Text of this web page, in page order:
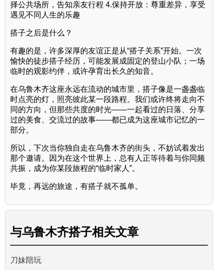
择公共场所，告知亲友行程 4.保持开放：尊重差异，享受
遇见不同人生的乐趣
搭子之后是什么？
有趣的是，许多深厚的友谊正是从“搭子关系”开始。一次
愉快的徒步搭子经历，可能发展成固定的登山小队；一场
临时的观影约伴，或许孕育出长久的知音。
在乌鲁木齐这座永远在流动的城市里，搭子像是一盏盏临
时点亮的灯，照亮彼此某一段路程。我们或许终将走向不
同的方向，但那些共度的时光——一起看过的日落、分享
过的美食、交流过的故事——都已成为这座城市记忆的一
部分。
所以，下次当你独自走在乌鲁木齐的街头，不妨试着发出
那个邀请。因为在这个世界上，总有人正等待着与你同频
共振，成为你某段旅程的“临时家人”。
毕竟，再远的旅途，有搭子就不孤单。
与乌鲁木齐搭子相关文章
刀妹陪玩